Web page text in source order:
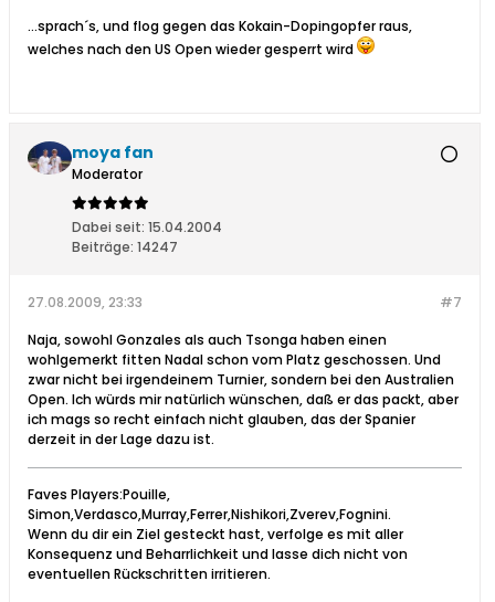
...sprach´s, und flog gegen das Kokain-Dopingopfer raus,
welches nach den US Open wieder gesperrt wird
moya fan
Moderator
Dabei seit: 15.04.2004
Beiträge: 14247
#7
27.08.2009, 23:33
Naja, sowohl Gonzales als auch Tsonga haben einen
wohlgemerkt fitten Nadal schon vom Platz geschossen. Und
zwar nicht bei irgendeinem Turnier, sondern bei den Australien
Open. Ich würds mir natürlich wünschen, daß er das packt, aber
ich mags so recht einfach nicht glauben, das der Spanier
derzeit in der Lage dazu ist.
Faves Players:Pouille,
Simon,Verdasco,Murray,Ferrer,Nishikori,Zverev,Fognini.
Wenn du dir ein Ziel gesteckt hast, verfolge es mit aller
Konsequenz und Beharrlichkeit und lasse dich nicht von
eventuellen Rückschritten irritieren.